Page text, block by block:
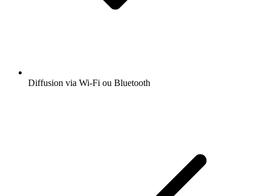
Diffusion via Wi-Fi ou Bluetooth